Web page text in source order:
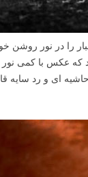
را در نور روشن
که عکس با کمی
ای و رد سایه